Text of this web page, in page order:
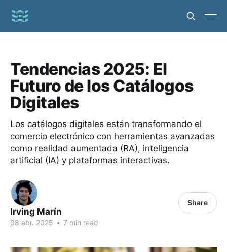
Tendencias 2025: El
Futuro de los Catálogos
Digitales
Los catálogos digitales están transformando el
comercio electrónico con herramientas avanzadas
como realidad aumentada (RA), inteligencia
artificial (IA) y plataformas interactivas.
Irving Marín
08 abr. 2025 • 7 min read
Share